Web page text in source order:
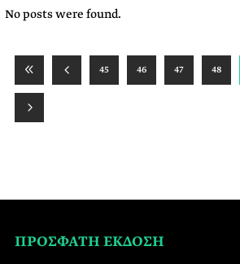
No posts were found.
45 46 47 48
ΠΡΟΣΦΑΤΗ ΕΚΔΟΣΗ